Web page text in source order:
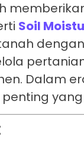
Soil
dengan
Dalam